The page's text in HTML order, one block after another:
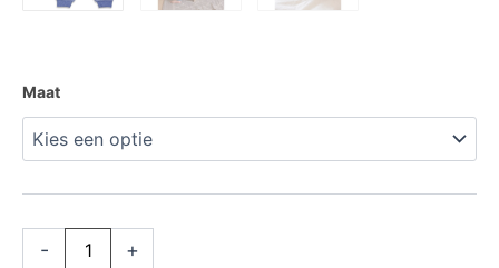
Maat
-
305610
56
aantal
+